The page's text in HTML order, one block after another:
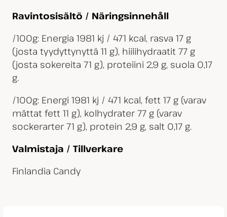
Ravintosisältö / Näringsinnehåll
/100g: Energia 1981 kj / 471 kcal, rasva 17 g
(josta tyydyttynyttä 11 g), hiilihydraatit 77 g
(josta sokereita 71 g), proteiini 2,9 g, suola 0,17
g.
/100g: Energi 1981 kj / 471 kcal, fett 17 g (varav
mättat fett 11 g), kolhydrater 77 g (varav
sockerarter 71 g), protein 2,9 g, salt 0,17 g.
Valmistaja / Tillverkare
Finlandia Candy